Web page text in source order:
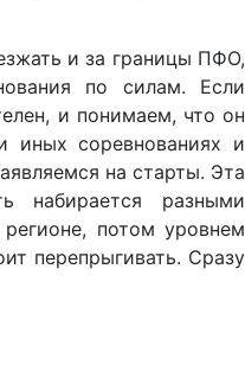
и за границы ПФО,
по силам. Если
и понимаем, что он
иных соревнованиях и
на старты. Эта
набирается разными
потом уровнем
перепрыгивать. Сразу